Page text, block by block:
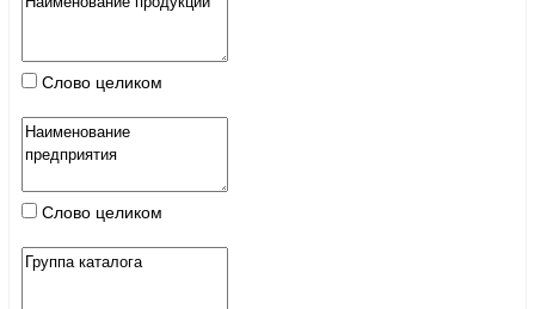
Слово целиком
Слово целиком